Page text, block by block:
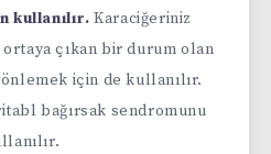
kullanılır. Karaciğeriniz
ortaya çıkan bir durum olan
için de kullanılır.
bağırsak sendromunu